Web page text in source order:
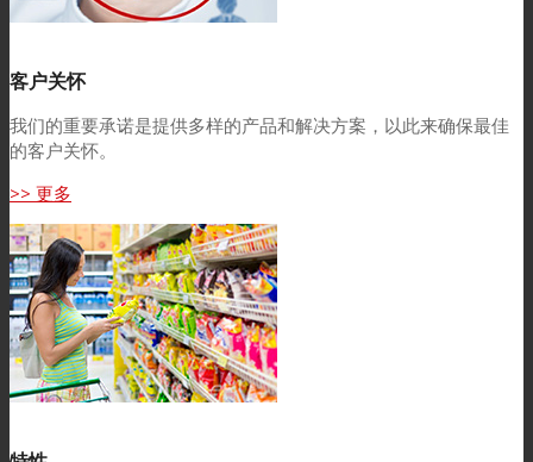
客户关怀
我们的重要承诺是提供多样的产品和解决方案，以此来确保最佳
的客户关怀。
>> 更多